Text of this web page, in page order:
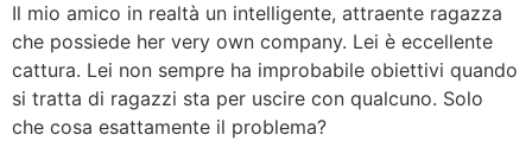
Il mio amico in realtà un intelligente, attraente ragazza
che possiede her very own company. Lei è eccellente
cattura. Lei non sempre ha improbabile obiettivi quando
si tratta di ragazzi sta per uscire con qualcuno. Solo
che cosa esattamente il problema?